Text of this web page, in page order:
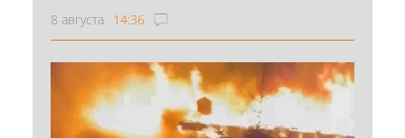
8 августа 14:36